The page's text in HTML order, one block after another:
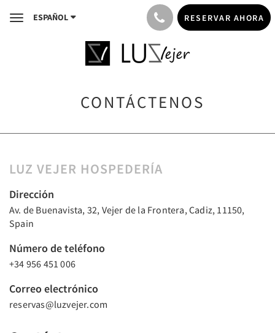
ToggleESPAÑOL RESERVAR AHORA
CONTÁCTENOS
LUZ VEJER HOSPEDERÍA
Dirección
Av. de Buenavista, 32, Vejer de la Frontera, Cadiz, 11150,
Spain
Número de teléfono
+34 956 451 006
Correo electrónico
reservas@luzvejer.com